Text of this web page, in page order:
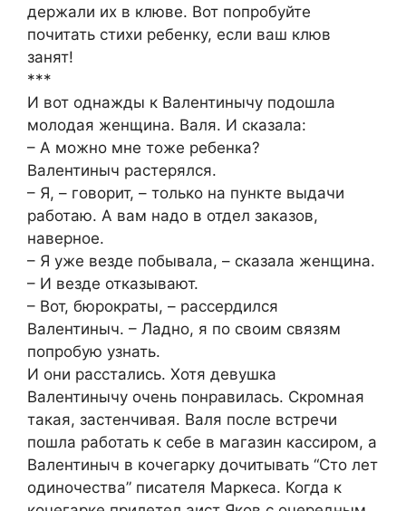
держали их в клюве. Вот попробуйте
почитать стихи ребенку, если ваш клюв
занят!
***
И вот однажды к Валентинычу подошла
молодая женщина. Валя. И сказала:
– А можно мне тоже ребенка?
Валентиныч растерялся.
– Я, – говорит, – только на пункте выдачи
работаю. А вам надо в отдел заказов,
наверное.
– Я уже везде побывала, – сказала женщина.
– И везде отказывают.
– Вот, бюрократы, – рассердился
Валентиныч. – Ладно, я по своим связям
попробую узнать.
И они расстались. Хотя девушка
Валентинычу очень понравилась. Скромная
такая, застенчивая. Валя после встречи
пошла работать к себе в магазин кассиром, а
Валентиныч в кочегарку дочитывать “Сто лет
одиночества” писателя Маркеса. Когда к